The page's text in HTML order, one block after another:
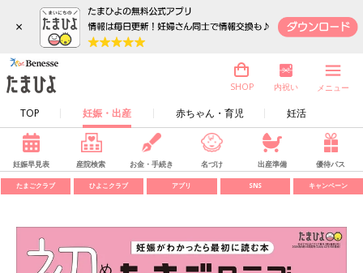
×
TOP 妊娠・出産 赤ちゃん・育児 妊活
SHOP 内祝い メニュー
妊娠早見表 産院検索 お金・手続き 名づけ 出産準備 優待パス
たまごクラブ ひよこクラブ アプリ SNS キャンペーン